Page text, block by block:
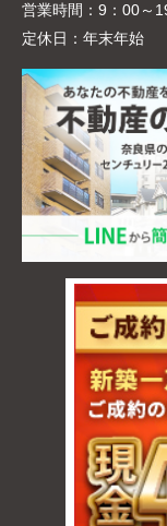
営業時間： 9：00～
定休日： 年末年始